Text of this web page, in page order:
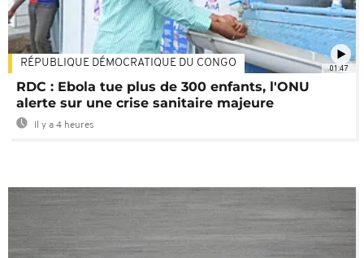
01:47
RÉPUBLIQUE DÉMOCRATIQUE DU CONGO
RDC : Ebola tue plus de 300 enfants, l'ONU
alerte sur une crise sanitaire majeure
Il y a 4 heures